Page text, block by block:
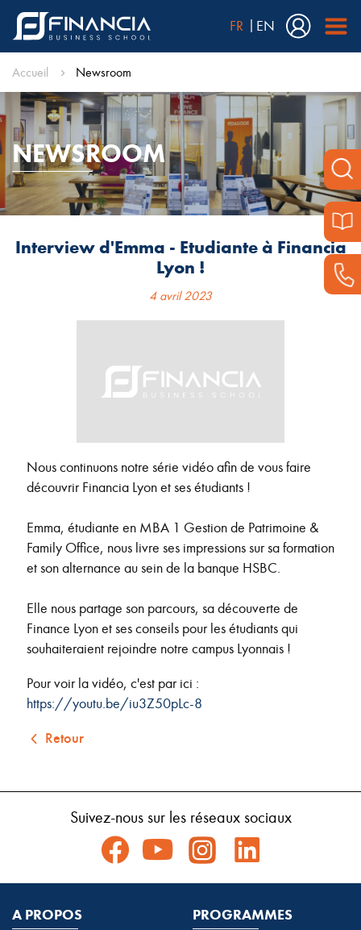
FR EN
Accueil Newsroom
NEWSROOM
Interview d'Emma - Etudiante à Financia
Lyon !
4 avril 2023
Nous continuons notre série vidéo afin de vous faire
découvrir Financia Lyon et ses étudiants !
Emma, étudiante en MBA 1 Gestion de Patrimoine &
Family Office, nous livre ses impressions sur sa formation
et son alternance au sein de la banque HSBC.
Elle nous partage son parcours, sa découverte de
Finance Lyon et ses conseils pour les étudiants qui
souhaiteraient rejoindre notre campus Lyonnais !
Pour voir la vidéo, c'est par ici :
https://youtu.be/iu3Z50pLc-8
Retour
Suivez-nous sur les réseaux sociaux
A PROPOS PROGRAMMES